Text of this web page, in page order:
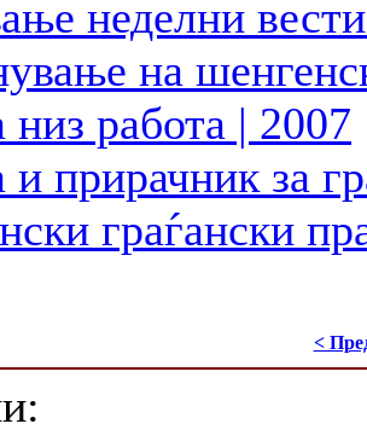
неделни
на
низ работа | 2007
прирачник за
граѓански
<